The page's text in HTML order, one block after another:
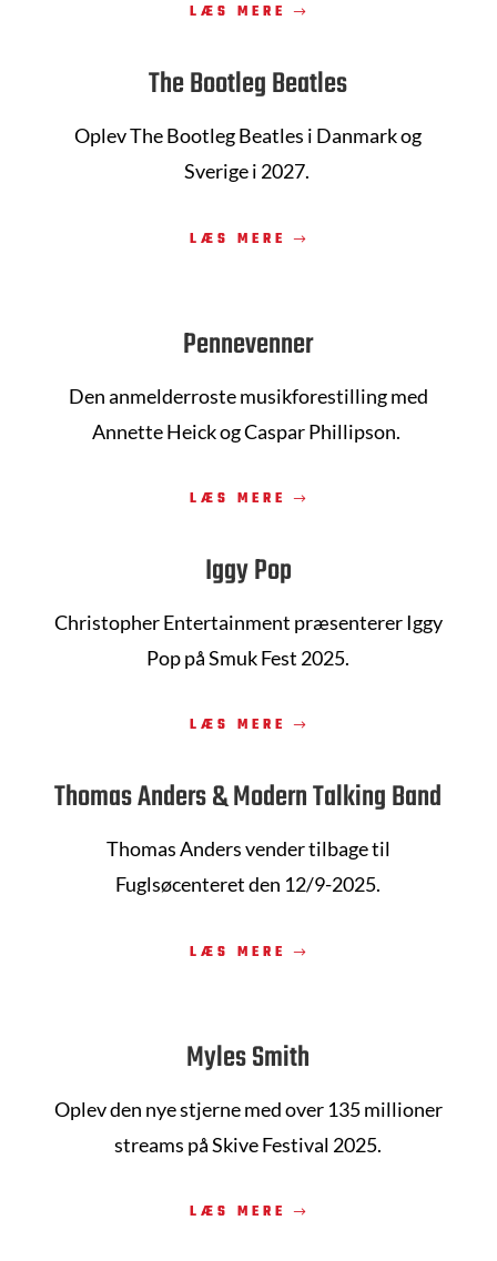
LÆS MERE
The Bootleg Beatles
Oplev The Bootleg Beatles i Danmark og
Sverige i 2027.
LÆS MERE
Pennevenner
Den anmelderroste musikforestilling med
Annette Heick ogCaspar Phillipson.
LÆS MERE
Iggy Pop
Christopher Entertainment præsenterer Iggy
Pop på Smuk Fest 2025.
LÆS MERE
Thomas Anders & Modern Talking Band
Thomas Anders vender tilbage til
Fuglsøcenteret den 12/9-2025.
LÆS MERE
Myles Smith
Oplev den nye stjerne med over 135 millioner
streams på Skive Festival 2025.
LÆS MERE